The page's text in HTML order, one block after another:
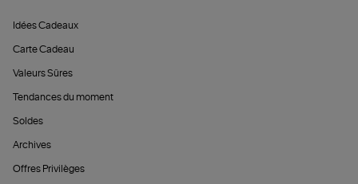
Idées Cadeaux
Carte Cadeau
Valeurs Sûres
Tendances du moment
Soldes
Archives
Offres Privilèges